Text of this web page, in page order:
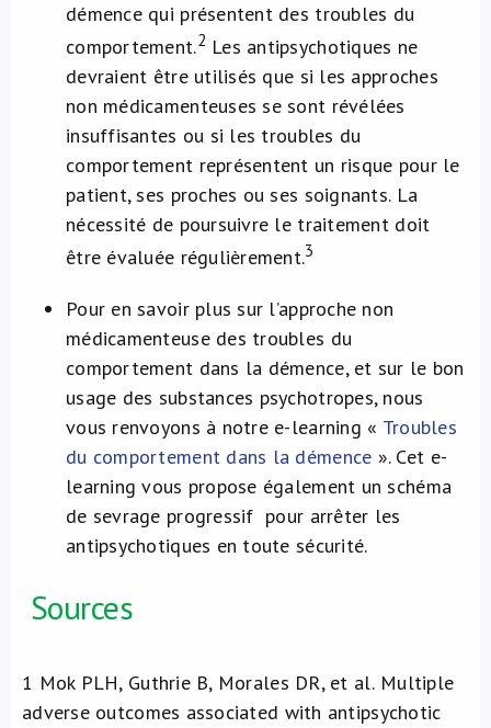
démence qui présentent des troubles du
comportement.2 Les antipsychotiques ne
devraient être utilisés que si les approches
non médicamenteuses se sont révélées
insuffisantes ou si les troubles du
comportement représentent un risque pour le
patient, ses proches ou ses soignants. La
nécessité de poursuivre le traitement doit
être évaluée régulièrement.3
Pour en savoir plus sur l’approche non
médicamenteuse des troubles du
comportement dans la démence, et sur le bon
usage des substances psychotropes, nous
vous renvoyons à notre e-learning « Troubles
du comportement dans la démence ». Cet e-
learning vous propose également un schéma
de sevrage progressif pour arrêter les
antipsychotiques en toute sécurité.
​Sources
1 Mok PLH, Guthrie B, Morales DR, et al. Multiple
adverse outcomes associated with antipsychotic